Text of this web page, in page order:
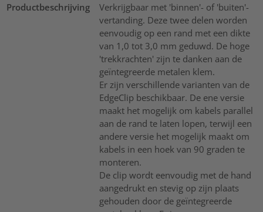
Productbeschrijving
Verkrijgbaar met 'binnen'- of 'buiten'-
vertanding. Deze twee delen worden
eenvoudig op een rand met een dikte
van 1,0 tot 3,0 mm geduwd. De hoge
'trekkrachten' zijn te danken aan de
geïntegreerde metalen klem.
Er zijn verschillende varianten van de
EdgeClip beschikbaar. De ene versie
maakt het mogelijk om kabels parallel
aan de rand te laten lopen, terwijl een
andere versie het mogelijk maakt om
kabels in een hoek van 90 graden te
monteren.
De clip wordt eenvoudig met de hand
aangedrukt en stevig op zijn plaats
gehouden door de geïntegreerde